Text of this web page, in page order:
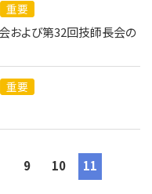
重要
重要
9 10 11